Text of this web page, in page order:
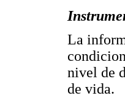
La
nivel de
de vida.